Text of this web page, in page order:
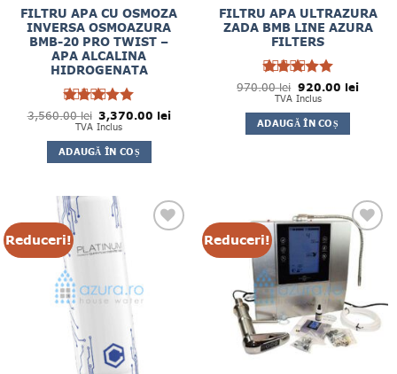
FILTRU APA CU OSMOZA
INVERSA OSMOAZURA
BMB-20 PRO TWIST –
APA ALCALINA
HIDROGENATA
Evaluat la
din 5
3,560.00lei Prețul
inițial
fost:
3,560.00 lei.
3,370.00 leiPrețul
TVA Inclus
ADAUGĂ ÎN COȘ
FILTRU APA ULTRAZURA
ZADA BMB LINE AZURA
FILTERS
Evaluat la
din 5
970.00lei Prețul
inițial
fost:
970.00 lei.
920.00 leiPrețul
TVA Inclus
ADAUGĂ ÎN COȘ
Reduceri! Reduceri!